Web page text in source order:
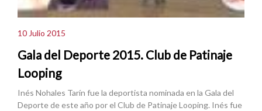
10 Julio 2015
Gala del Deporte 2015. Club de Patinaje
Looping
Inés Nohales Tarín fue la deportista nominada en la Gala del
Deporte de este año por el Club de Patinaje Looping. Inés fue